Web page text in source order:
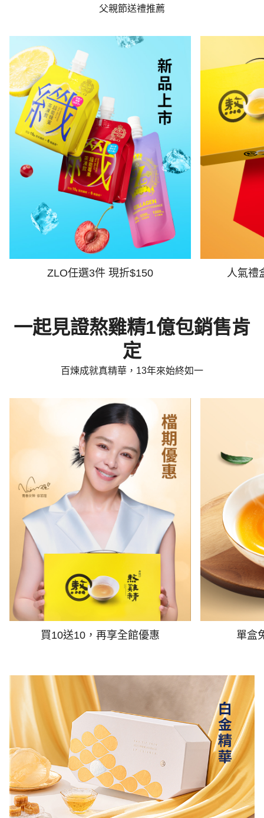
父親節送禮推薦
ZLO任選3件 現折$150 人氣禮
一起見證熬雞精1億包銷售肯
定
百煉成就真精華，13年來始終如一
買10送10，再享全館優惠 單盒